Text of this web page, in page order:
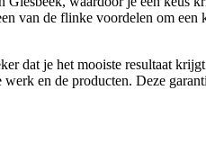
van de flinke voordelen om
dat je het mooiste resultaat
en de producten. Deze